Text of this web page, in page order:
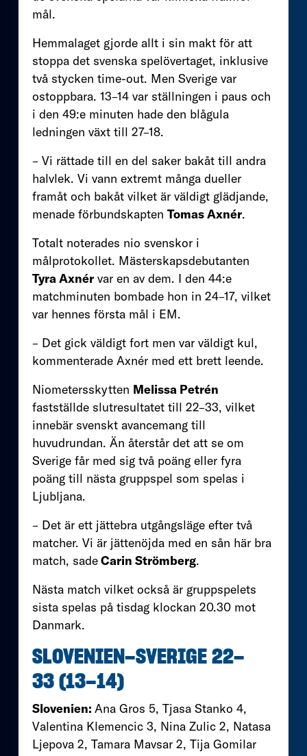
mål.
Hemmalaget gjorde allt i sin makt för att
stoppa det svenska spelövertaget, inklusive
två stycken time-out. Men Sverige var
ostoppbara. 13–14 var ställningen i paus och
i den 49:e minuten hade den blågula
ledningen växt till 27–18.
– Vi rättade till en del saker bakåt till andra
halvlek. Vi vann extremt många dueller
framåt och bakåt vilket är väldigt glädjande,
menade förbundskapten Tomas Axnér.
Totalt noterades nio svenskor i
målprotokollet. Mästerskapsdebutanten
Tyra Axnér var en av dem. I den 44:e
matchminuten bombade hon in 24–17, vilket
var hennes första mål i EM.
– Det gick väldigt fort men var väldigt kul,
kommenterade Axnér med ett brett leende.
Niometersskytten Melissa Petrén
fastställde slutresultatet till 22–33, vilket
innebär svenskt avancemang till
huvudrundan. Än återstår det att se om
Sverige får med sig två poäng eller fyra
poäng till nästa gruppspel som spelas i
Ljubljana.
– Det är ett jättebra utgångsläge efter två
matcher. Vi är jättenöjda med en sån här bra
match, sadeCarin Strömberg.
Nästa match vilket också är gruppspelets
sista spelas på tisdag klockan 20.30 mot
Danmark.
SLOVENIEN–SVERIGE 22–
33 (13–14)
Slovenien: Ana Gros 5, Tjasa Stanko 4,
Valentina Klemencic 3, Nina Zulic 2, Natasa
Ljepova 2, Tamara Mavsar 2, Tija Gomilar